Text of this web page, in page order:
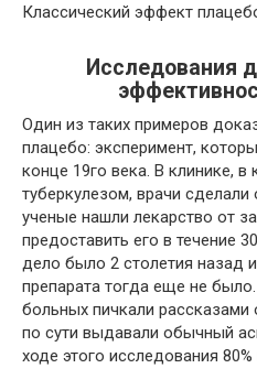
Классический эффект
Исследования
Один из таких примеров
плацебо: эксперимент,
конце 19го века. В клинике,
туберкулезом, врачи
ученые нашли лекарство от
предоставить его в течение
дело было 2 столетия назад
препарата тогда еще не
больных пичкали рассказами
по сути выдавали обычный
ходе этого исследования